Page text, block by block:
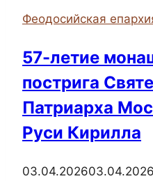
школы
Феодосийская
57-летие
пострига
Патриарха
Руси Кирилла
03.04.202603.04.2026